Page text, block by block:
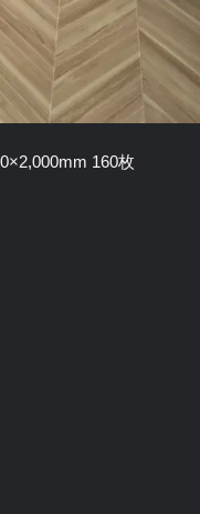
160枚